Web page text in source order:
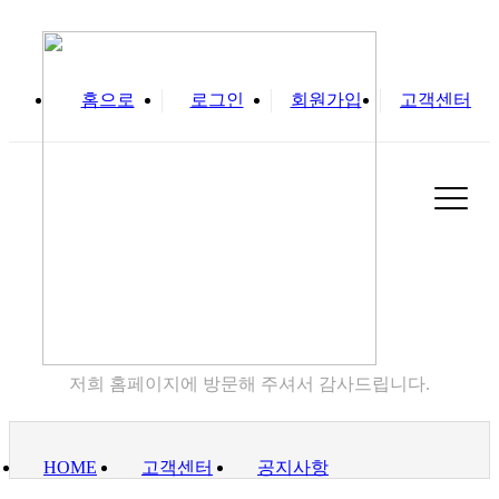
홈으로 로그인 회원가입 고객센터
저희 홈페이지에 방문해 주셔서 감사드립니다.
HOME 고객센터 공지사항